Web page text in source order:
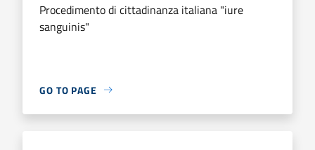
Procedimento di cittadinanza italiana "iure
sanguinis"
GO TO PAGE